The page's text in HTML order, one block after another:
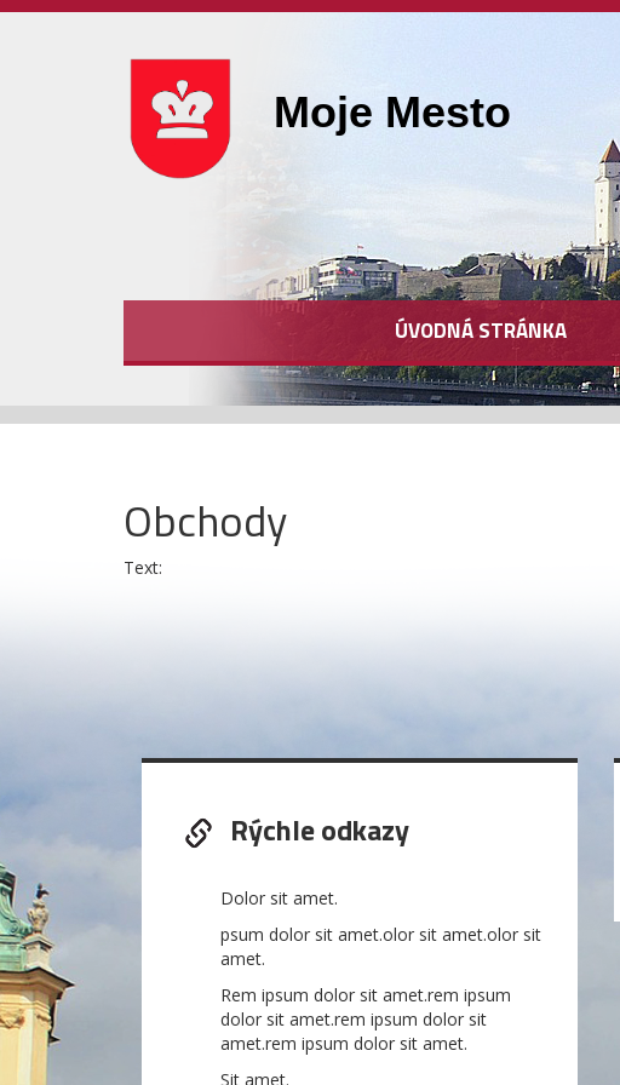
Moje Mesto
ÚVODNÁ STRÁNKA
Obchody
Text:
Rýchle odkazy
Dolor sit amet.
psum dolor sit amet.olor sit amet.olor sit
amet.
Rem ipsum dolor sit amet.rem ipsum
dolor sit amet.rem ipsum dolor sit
amet.rem ipsum dolor sit amet.
Sit amet.